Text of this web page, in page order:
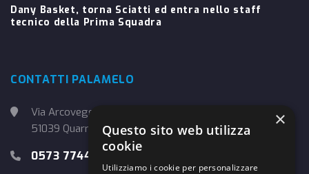
Dany Basket, torna Sciatti ed entra nello staff
tecnico della Prima Squadra
CONTATTI PALAMELO
Via Arcoveggio, 4
51039 Quarrata (PT)
0573 774457
×
Questo sito web utilizza
cookie
Utilizziamo i cookie per personalizzare